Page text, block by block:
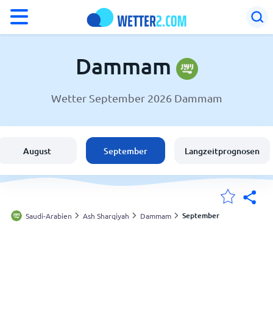
Wetter in Dammam
Schweiz
Deutschland
Dammam
Wetter September 2026 Dammam
August September Langzeitprognosen
Saudi-Arabien Ash Sharqiyah Dammam September